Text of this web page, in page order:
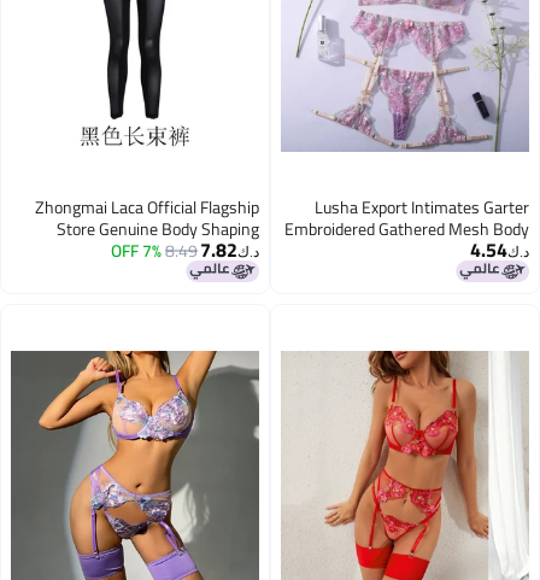
Lusha Export Intimates Garter
Embroidered Gathered Mesh Body
Shaping Split Suit Ls1407
د.ك‏4.54
Zhongmai Laca Official Flagship
Store Genuine Body Shaping
Intimates Really Beautiful Long
Body Manager Three-Piece Set
د.ك‏7.82
8.49
7% OFF